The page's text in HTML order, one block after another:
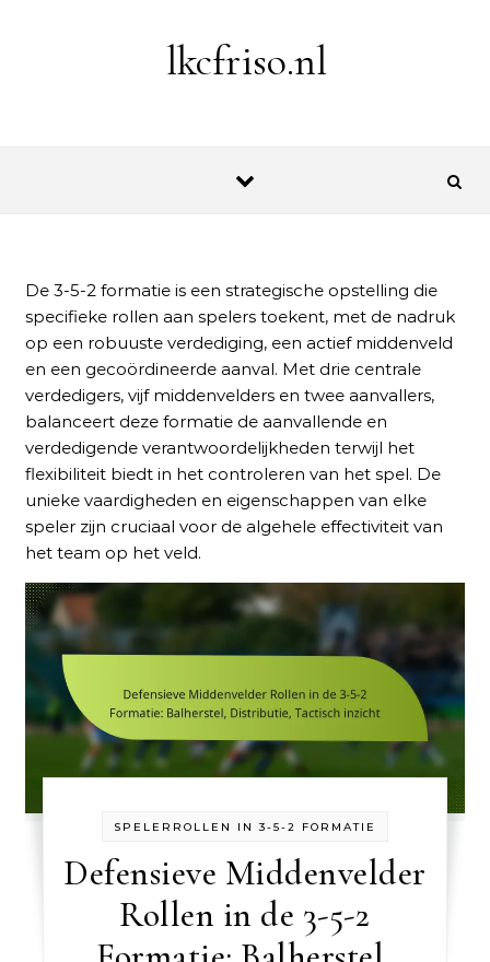
lkcfriso.nl
De 3-5-2 formatie is een strategische opstelling die
specifieke rollen aan spelers toekent, met de nadruk
op een robuuste verdediging, een actief middenveld
en een gecoördineerde aanval. Met drie centrale
verdedigers, vijf middenvelders en twee aanvallers,
balanceert deze formatie de aanvallende en
verdedigende verantwoordelijkheden terwijl het
flexibiliteit biedt in het controleren van het spel. De
unieke vaardigheden en eigenschappen van elke
speler zijn cruciaal voor de algehele effectiviteit van
het team op het veld.
SPELERROLLEN IN 3-5-2 FORMATIE
Defensieve Middenvelder
Rollen in de 3-5-2